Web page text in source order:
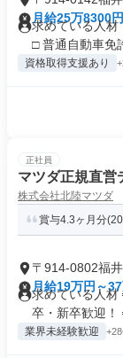
月給25万8300
求めている人
□ 普通自動車免
資格取得支援あり
正社員
マツダ正規直営
株式会社北陸マツダ
賞与4.3ヶ月分
〒914-0802福
月給19万円～
求めている人
卒・新卒歓迎！
業界未経験歓迎